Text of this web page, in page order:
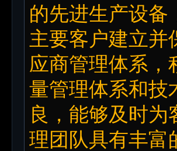
的先进生产设备
主要客户建立并
应商管理体系，
量管理体系和技
良，能够及时
理团队具有丰富